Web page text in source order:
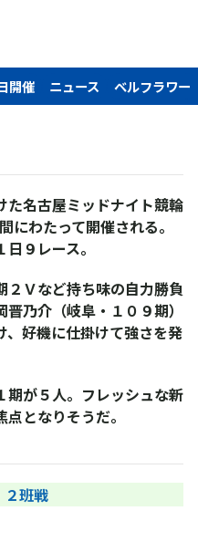
開催 ニュース ベルフラワー
た名古屋ミッドナイト競輪
にわたって開催される。
９レース。
２Ｖなど持ち味の自力勝負
乃介（岐阜・１０９期）
、好機に仕掛けて強さを発
期が５人。フレッシュな新
となりそうだ。
２班戦